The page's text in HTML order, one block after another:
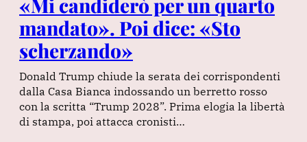
mandato». Poi dice: «Sto
scherzando»
Donald Trump chiude la serata dei corrispondenti
dalla Casa Bianca indossando un berretto rosso
con la scritta “Trump 2028”. Prima elogia la libertà
di stampa, poi attacca cronisti…